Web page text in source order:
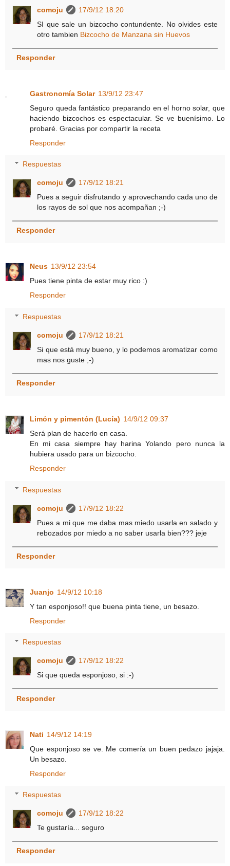
comoju
17/9/12 18:20
SI que sale un bizcocho contundente. No olvides este
otro tambien Bizcocho de Manzana sin Huevos
Responder
Gastronomía Solar 13/9/12 23:47
Seguro queda fantástico preparando en el horno solar, que
haciendo bizcochos es espectacular. Se ve buenísimo. Lo
probaré. Gracias por compartir la receta
Responder
Respuestas
comoju
17/9/12 18:21
Pues a seguir disfrutando y aprovechando cada uno de
los rayos de sol que nos acompañan ;-)
Responder
Neus 13/9/12 23:54
Pues tiene pinta de estar muy rico :)
Responder
Respuestas
comoju
17/9/12 18:21
Si que está muy bueno, y lo podemos aromatizar como
mas nos guste ;-)
Responder
Limón y pimentón (Lucía) 14/9/12 09:37
Será plan de hacerlo en casa.
En mi casa siempre hay harina Yolando pero nunca la
hubiera usado para un bizcocho.
Responder
Respuestas
comoju
17/9/12 18:22
Pues a mi que me daba mas miedo usarla en salado y
rebozados por miedo a no saber usarla bien??? jeje
Responder
Juanjo 14/9/12 10:18
Y tan esponjoso!! que buena pinta tiene, un besazo.
Responder
Respuestas
comoju
17/9/12 18:22
Si que queda esponjoso, si :-)
Responder
Nati 14/9/12 14:19
Que esponjoso se ve. Me comería un buen pedazo jajaja.
Un besazo.
Responder
Respuestas
comoju
17/9/12 18:22
Te gustaría... seguro
Responder